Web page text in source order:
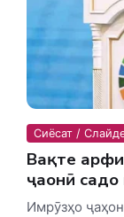
Сиёсат /
Вақте
ҷаҳонӣ
Имрӯзҳо